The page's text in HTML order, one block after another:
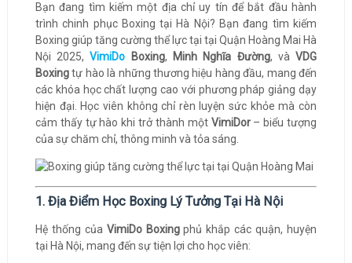
Bạn đang tìm kiếm một địa chỉ uy tín để bắt đầu hành
trình chinh phục Boxing tại Hà Nội? Bạn đang tìm kiếm
Boxing giúp tăng cường thể lực tại tại Quận Hoàng Mai Hà
Nội 2025,VimiDo Boxing, Minh Nghĩa Đường, vàVDG
Boxingtự hào là những thương hiệu hàng đầu, mang đến
các khóa học chất lượng cao với phương pháp giảng dạy
hiện đại. Học viên không chỉ rèn luyện sức khỏe mà còn
cảm thấy tự hào khi trở thành một VimiDor– biểu tượng
của sự chăm chỉ, thông minh và tỏa sáng.
1. Địa Điểm Học Boxing Lý Tưởng Tại Hà Nội
Hệ thống của VimiDo Boxingphủ khắp các quận, huyện
tại Hà Nội, mang đến sự tiện lợi cho học viên: